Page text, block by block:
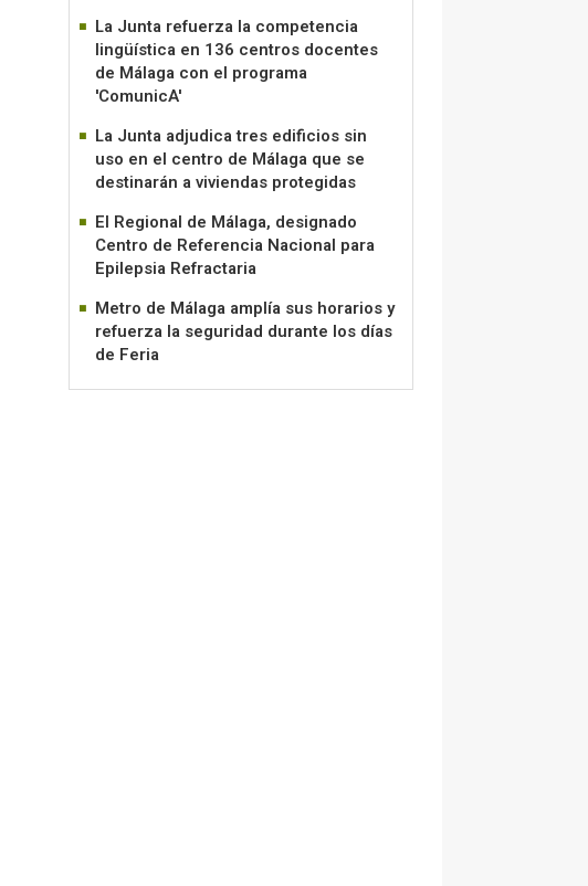
La Junta refuerza la competencia
lingüística en 136 centros docentes
de Málaga con el programa
'ComunicA'
La Junta adjudica tres edificios sin
uso en el centro de Málaga que se
destinarán a viviendas protegidas
El Regional de Málaga, designado
Centro de Referencia Nacional para
Epilepsia Refractaria
Metro de Málaga amplía sus horarios y
refuerza la seguridad durante los días
de Feria